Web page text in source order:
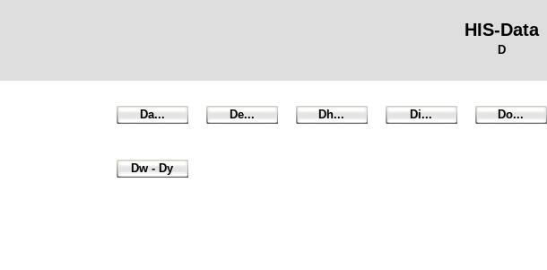
HIS-Data
D
Da... De... Dh... Di... Do...
Dw - Dy